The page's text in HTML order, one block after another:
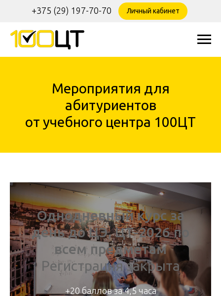
+375 (29) 197-70-70 Личный кабинет
Мероприятия для
абитуриентов
от учебного центра 100ЦТ
Однодневный курс за
день до ЦЭ, ЦТ-2026 по
всем предметам
Регистрация закрыта
+20 баллов за 4,5 часа